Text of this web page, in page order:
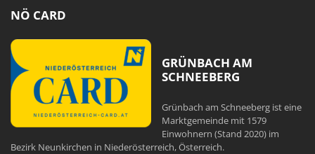
NÖ CARD
GRÜNBACH AM
SCHNEEBERG
Grünbach am Schneeberg ist eine
Marktgemeinde mit 1579
Einwohnern (Stand 2020) im
Bezirk Neunkirchen in Niederösterreich, Österreich.